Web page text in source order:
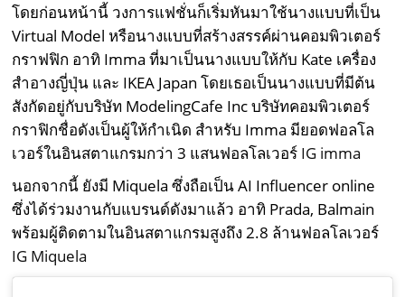
โดยก่อนหน้านี้ วงการแฟชั่นก็เริ่มหันมาใช้นางแบบที่เป็น
Virtual Model หรือนางแบบที่สร้างสรรค์ผ่านคอมพิวเตอร์
กราฟฟิก อาทิ Imma ที่มาเป็นนางแบบให้กับ Kate เครื่อง
สำอางญี่ปุ่น และ IKEA Japan โดยเธอเป็นนางแบบที่มีต้น
สังกัดอยู่กับบริษัท ModelingCafe Inc บริษัทคอมพิวเตอร์
กราฟิกชื่อดังเป็นผู้ให้กำเนิด สำหรับ Imma มียอดฟอลโล
เวอร์ในอินสตาแกรมกว่า 3 แสนฟอลโลเวอร์ IG imma
นอกจากนี้ ยังมี Miquela ซึ่งถือเป็น AI Influencer online
ซึ่งได้ร่วมงานกับแบรนด์ดังมาแล้ว อาทิ Prada, Balmain
พร้อมผู้ติดตามในอินสตาแกรมสูงถึง 2.8 ล้านฟอลโลเวอร์
IG Miquela